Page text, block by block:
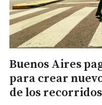
Buenos Aires
para crear
de los